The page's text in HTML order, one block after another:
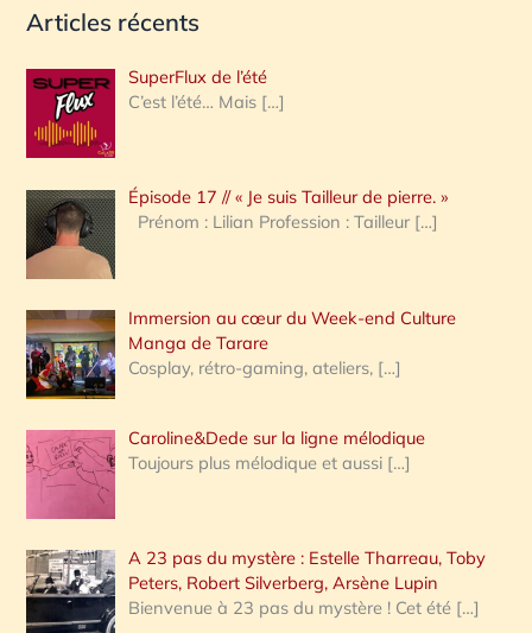
c
e
r
c
h
e
:
Articles récents
SuperFlux de l’été
C’est l’été… Mais […]
Épisode 17 // « Je suis Tailleur de pierre. »
Prénom : Lilian Profession : Tailleur […]
Immersion au cœur du Week-end Culture
Manga de Tarare
Cosplay, rétro-gaming, ateliers, […]
Caroline&Dede sur la ligne mélodique
Toujours plus mélodique et aussi […]
A 23 pas du mystère : Estelle Tharreau, Toby
Peters, Robert Silverberg, Arsène Lupin
Bienvenue à 23 pas du mystère ! Cet été […]